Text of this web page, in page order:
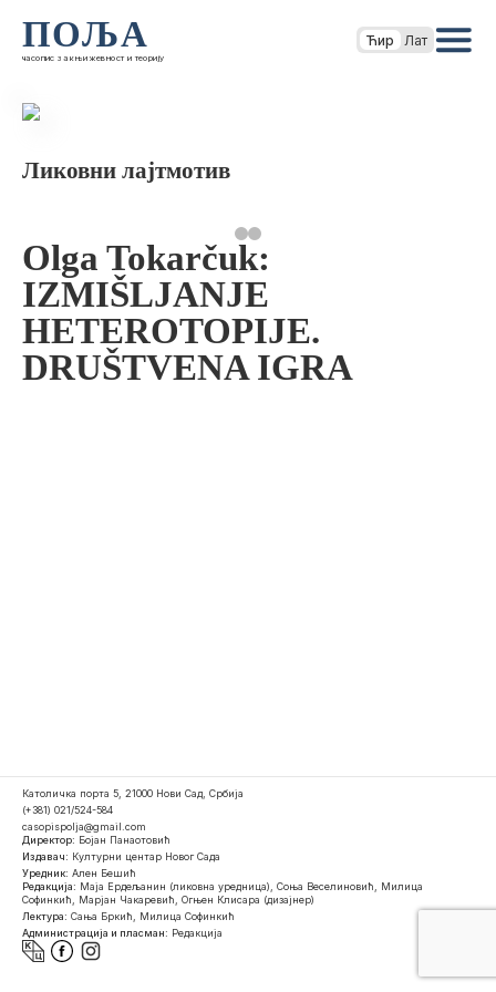
ПОЉА
часопис за књижевност и теорију
Ћир Лат
Ликовни лајтмотив
Olga Tokarčuk:
IZMIŠLJANJE
HETEROTOPIJE.
DRUŠTVENA IGRA
Католичка порта 5, 21000 Нови Сад, Србија
(+381) 021/524-584
casopispolja@gmail.com
Директор: Бојан Панаотовић
Издавач: Културни центар Новог Сада
Уредник: Ален Бешић
Редакција: Маја Ердељанин (ликовна уредница), Соња Веселиновић, Милица
Софинкић, Марјан Чакаревић, Огњен Клисара (дизајнер)
Лектура: Сања Бркић, Милица Софинкић
Администрација и пласман: Редакција